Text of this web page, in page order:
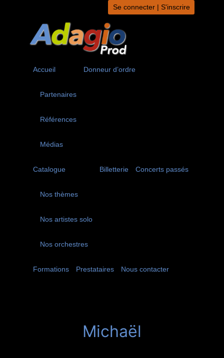
Se connecter | S'inscrire
Accueil
Partenaires
Références
Médias
Donneur d’ordre
Catalogue
Nos thèmes
Nos artistes solo
Nos orchestres
Billetterie Concerts passés
Formations Prestataires Nous contacter
Michaël